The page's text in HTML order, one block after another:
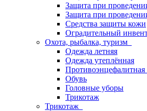
Защита при
Защита при
Средства защиты кожи
Оградительный
Охота, рыбалка, туризм
Одежда летняя
Одежда утеплённая
Противоэнцефалитная
Обувь
Головные уборы
Трикотаж
Трикотаж